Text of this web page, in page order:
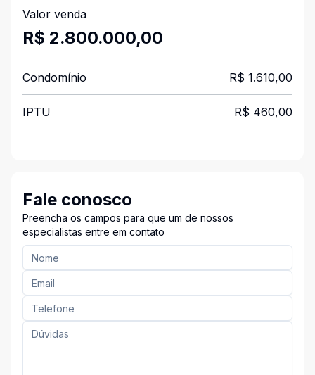
Valor venda
R$ 2.800.000,00
Condomínio R$ 1.610,00
IPTU R$ 460,00
Fale conosco
Preencha os campos para que um de nossos
especialistas entre em contato